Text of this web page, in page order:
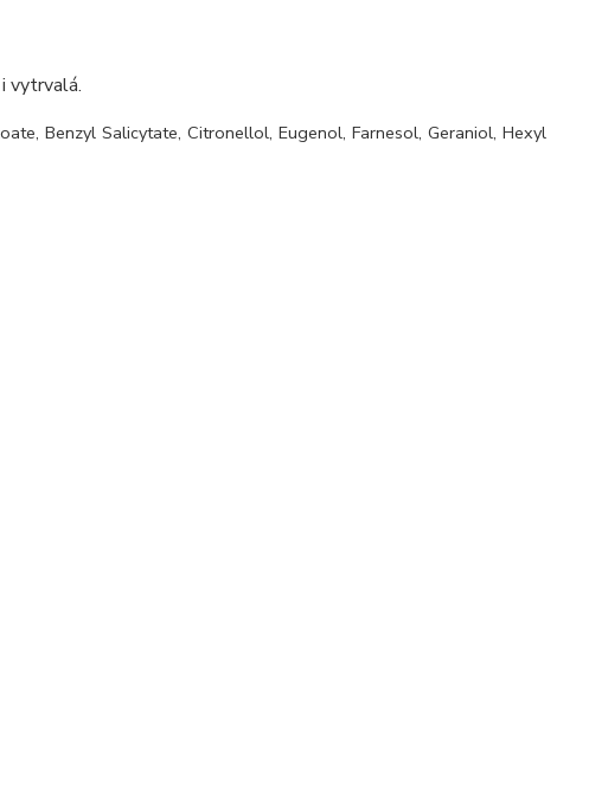
vytrvalá.
Benzyl Salicytate, Citronellol, Eugenol, Farnesol, Geraniol, Hexyl